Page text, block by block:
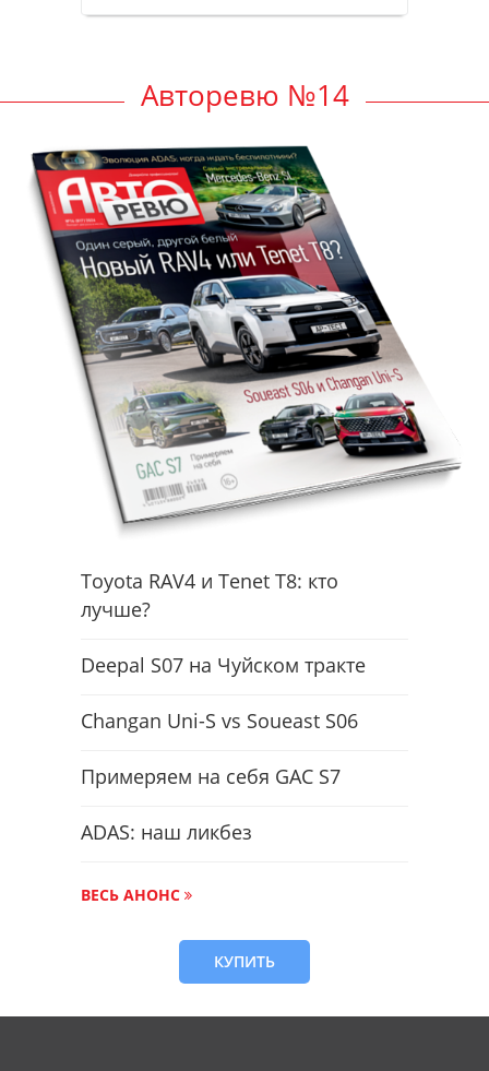
Авторевю №14
Toyota RAV4 и Tenet T8: кто
лучше?
Deepal S07 на Чуйском тракте
Changan Uni-S vs Soueast S06
Примеряем на себя GAC S7
ADAS: наш ликбез
ВЕСЬ АНОНС
КУПИТЬ